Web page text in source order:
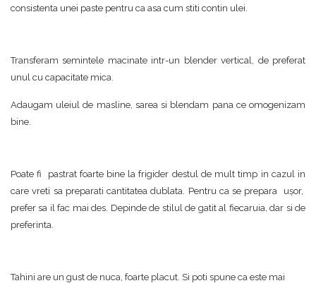
consistenta unei paste pentru ca asa cum stiti contin ulei.
Transferam semintele macinate intr-un blender vertical, de preferat
unul cu capacitate mica.
Adaugam uleiul de masline, sarea si blendam pana ce omogenizam
bine.
Poate fi pastrat foarte bine la frigider destul de mult timp in cazul in
care vreti sa preparati cantitatea dublata. Pentru ca se prepara uşor,
prefer sa il fac mai des. Depinde de stilul de gatit al fiecaruia, dar si de
preferinta.
Tahini are un gust de nuca, foarte placut. Si poti spune ca este mai